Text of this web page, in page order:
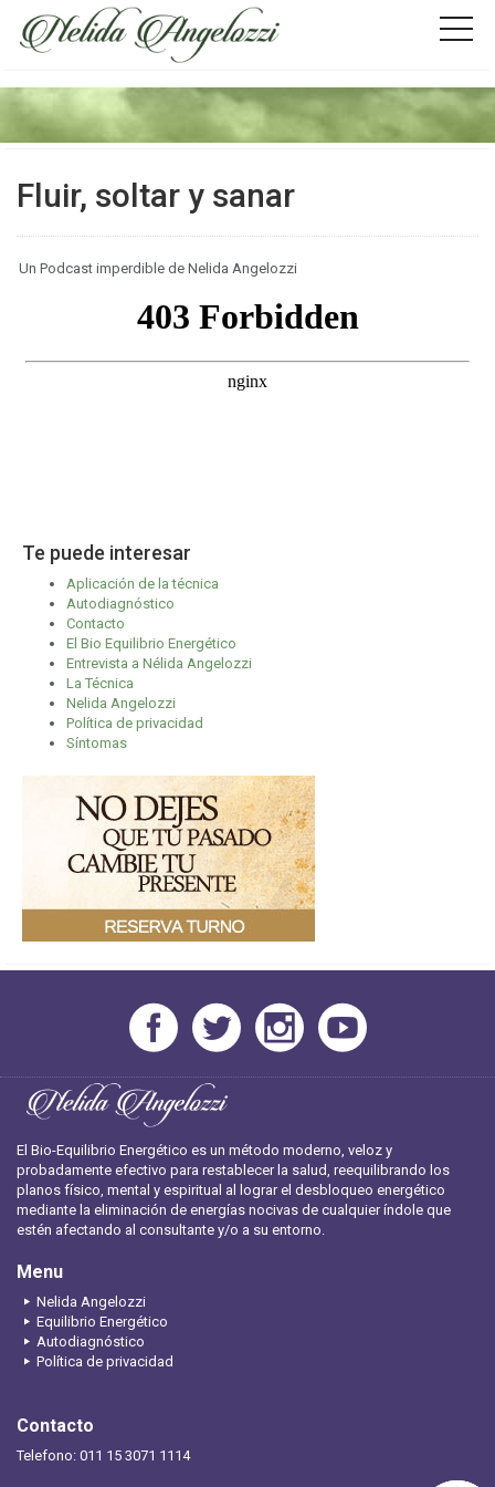
Fluir, soltar y sanar
Un Podcast imperdible de Nelida Angelozzi
Te puede interesar
Aplicación de la técnica
Autodiagnóstico
Contacto
El Bio Equilibrio Energético
Entrevista a Nélida Angelozzi
La Técnica
Nelida Angelozzi
Política de privacidad
Síntomas
El Bio-Equilibrio Energético es un método moderno, veloz y
probadamente efectivo para restablecer la salud, reequilibrando los
planos físico, mental y espiritual al lograr el desbloqueo energético
mediante la eliminación de energías nocivas de cualquier índole que
estén afectando al consultante y/o a su entorno.
Menu
Nelida Angelozzi
Equilibrio Energético
Autodiagnóstico
Política de privacidad
Contacto
Telefono: 011 15 3071 1114